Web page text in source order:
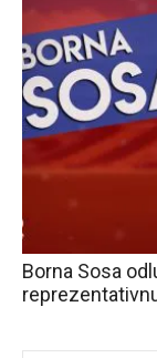
Borna Sosa